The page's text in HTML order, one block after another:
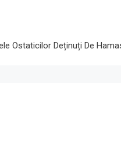
Ostaticilor Deținuți De